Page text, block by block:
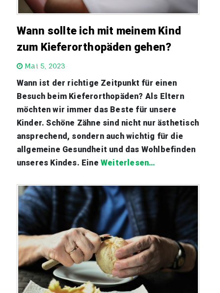
Wann sollte ich mit meinem Kind
zum Kieferorthopäden gehen?
Mai 5, 2023
Wann ist der richtige Zeitpunkt für einen
Besuch beim Kieferorthopäden? Als Eltern
möchten wir immer das Beste für unsere
Kinder. Schöne Zähne sind nicht nur ästhetisch
ansprechend, sondern auch wichtig für die
allgemeine Gesundheit und das Wohlbefinden
unseres Kindes. EineWeiterlesen…